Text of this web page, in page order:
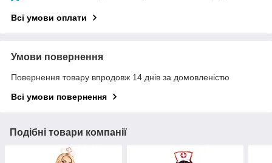
Всі умови оплати
Умови повернення
Повернення товару впродовж 14 днів за домовленістю
Всі умови повернення
Подібні товари компанії